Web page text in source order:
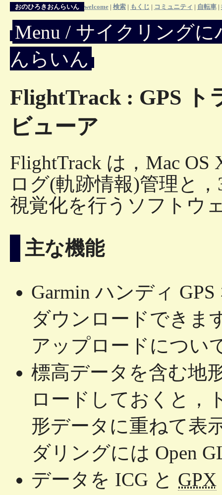
おのひろきおんらいん welcome| 検索| もくじ コミュニティ 自転車|
Menu / サイクリング
んらいん
FlightTrack : GPS ト
ビューア
FlightTrack は，Mac
ログ(軌跡情報)管理と
視覚化を行うソフトウ
主な機能
Garmin ハンディ
ダウンロードできま
アップロードについ
標高データを含む地
ロードしておくと，
形データに重ねて表
ダリングには Open
データを ICG と GPX